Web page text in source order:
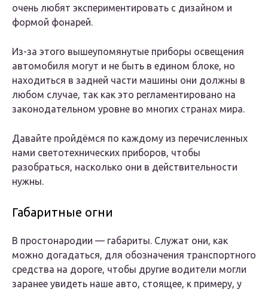
очень любят экспериментировать с дизайном и
формой фонарей.
Из-за этого вышеупомянутые приборы освещения
автомобиля могут и не быть в едином блоке, но
находиться в задней части машины они должны в
любом случае, так как это регламентировано на
законодательном уровне во многих странах мира.
Давайте пройдёмся по каждому из перечисленных
нами светотехнических приборов, чтобы
разобраться, насколько они в действительности
нужны.
Габаритные огни
В простонародии — габариты. Служат они, как
можно догадаться, для обозначения транспортного
средства на дороге, чтобы другие водители могли
заранее увидеть наше авто, стоящее, к примеру, у